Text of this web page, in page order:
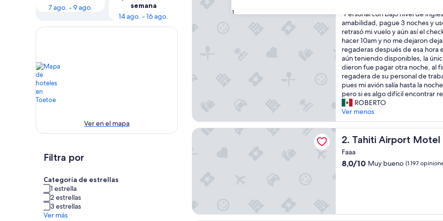
31
7 ago. - 9 ago.
semana
14 ago. - 16 ago.
Ver en el mapa
Filtra por
Categoría de estrellas
1 estrella
2 estrellas
3 estrellas
Ver más
10,
Excelente,
(166
opiniones)
P
e
r
s
o
n
a
l
c
o
n
b
a
j
n
i
i
"Personal con bajo nivel de
amabilidad, pague 3 noches y
retrasó mi vuelo y aún así el
hacer 10am y no me dejaron
regaderas después de esa hora
aún teniendo disponibles, la
dieron fue pagar otra noche, al
regadera de su personal de
pues mi avión salía hasta la
pero si es algo difícil encontrar
ROBERTO
Ver menos
2. Tahiti Airport Motel
Tahiti Airport Motel
Faaa
8.0
opiniones)
8,0/10 Muy bueno (1.197
Tahiti Airport Motel